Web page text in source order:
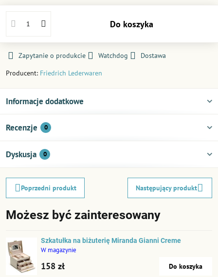
Do koszyka
Zapytanie o produkcie Watchdog
Dostawa
Producent: Friedrich Lederwaren
Informacje dodatkowe
Recenzje 0
Dyskusja 0
Poprzedni produkt Następujący produkt
Możesz być zainteresowany
Szkatułka na biżuterię Miranda Gianni Creme
W magazynie
158 zł Do koszyka